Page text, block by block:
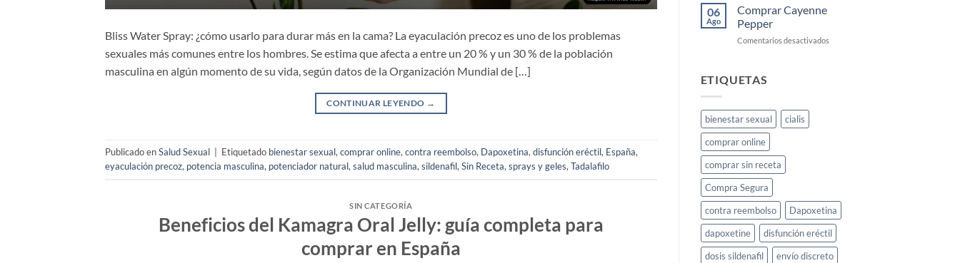
Bliss Water Spray: ¿cómo usarlo para durar más en la cama? La eyaculación precoz es uno de los problemas
sexuales más comunes entre los hombres. Se estima que afecta a entre un 20 % y un 30 % de la población
masculina en algún momento de su vida, según datos de la Organización Mundial de […]
CONTINUAR LEYENDO →
Publicado enSalud Sexual Etiquetado bienestar sexual, comprar online, contra reembolso, Dapoxetina, disfunción eréctil, España,
eyaculación precoz, potencia masculina, potenciador natural, salud masculina, sildenafil, Sin Receta, sprays y geles, Tadalafilo
SIN CATEGORÍA
Beneficios del Kamagra Oral Jelly: guía completa para
comprar en España
y
06
Ago
Comprar Cayenne
Pepper
Comentarios desactivadosen
ETIQUETAS
bienestar sexual
cialis
comprar online
comprar sin receta
Compra Segura
contra reembolso
Dapoxetina
dapoxetine
disfunción eréctil
dosis sildenafil
envío discreto